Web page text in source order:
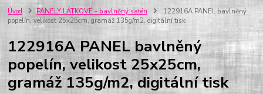
Úvod PANELY LÁTKOVÉ - bavlněný satén
122916A PANEL bavlněný
popelín, velikost 25x25cm, gramáž 135g/m2, digitální tisk
122916A PANEL bavlněný
popelín, velikost 25x25cm,
gramáž 135g/m2, digitální tisk